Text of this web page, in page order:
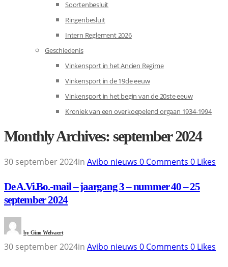
Soortenbesluit
Ringenbesluit
Intern Reglement 2026
Geschiedenis
Vinkensport in het Ancien Regime
Vinkensport in de 19de eeuw
Vinkensport in het begin van de 20ste eeuw
Kroniek van een overkoepelend orgaan 1934-1994
Monthly Archives: september 2024
30 september 2024in Avibo nieuws 0 Comments 0 Likes
De A.Vi.Bo.-mail – jaargang 3 – nummer 40 – 25
september 2024
byGino Welvaert
30 september 2024in Avibo nieuws 0 Comments 0 Likes